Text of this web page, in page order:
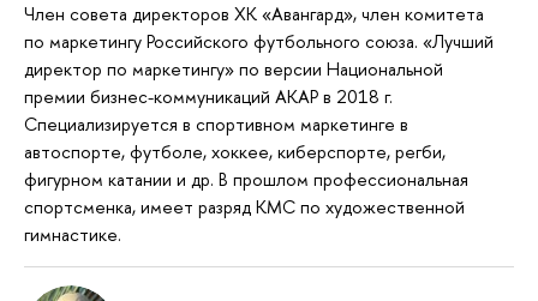
Член совета директоров ХК «Авангард», член комитета
по маркетингу Российского футбольного союза. «Лучший
директор по маркетингу» по версии Национальной
премии бизнес-коммуникаций АКАР в 2018 г.
Специализируется в спортивном маркетинге в
автоспорте, футболе, хоккее, киберспорте, регби,
фигурном катании и др. В прошлом профессиональная
спортсменка, имеет разряд КМС по художественной
гимнастике.